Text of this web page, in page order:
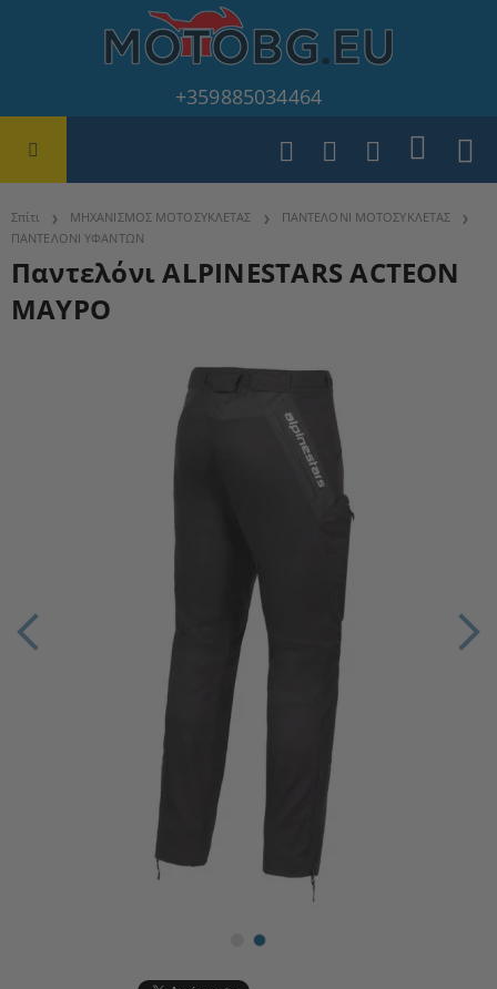
+359885034464
Σπίτι ΜΗΧΑΝΙΣΜΟΣ ΜΟΤΟΣΥΚΛΕΤΑΣ
ΠΑΝΤΕΛΟΝΙ ΜΟΤΟΣΥΚΛΕΤΑΣ
ΠΑΝΤΕΛΟΝΙ ΥΦΑΝΤΩΝ
Παντελόνι ALPINESTARS ACTEON
ΜΑΥΡΟ